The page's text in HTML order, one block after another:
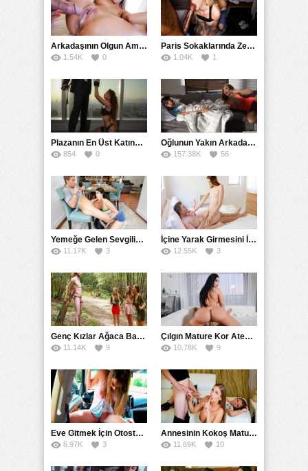
Arkadaşının Olgun Amcasına Siktirip İçine Boşalmasını İstedi
1.54K 0
Paris Sokaklarında Zenci Yarağını Gırtlağına Kadar İndirdi
1.04K 1
Plazanın En Üst Katında Üst Seviye Köle Fantezisi Sikişi
854 0
Oğlunun Yakın Arkadaşına Yorgan Altından Sulanan Milf
157.38K 56
Yemeğe Gelen Sevgilisinin Arkadaşına Yarak Yedirdi
11.17K 3
İçine Yarak Girmesini İsteyince Kuzeninin Penisini Kullandı
12.55K 3
Genç Kızlar Ağaca Bağlayarak Tecavüz Etmek İstediler
11.14K 9
Çılgın Mature Kor Ateşiyle Misafirini Yakıp Eritti
10.78K 9
Eve Gitmek İçin Otostop Çeken Üniversiteli Bedelini Ödedi
6.97K 3
Annesinin Kokoş Mature Arkadaşı Tarafından Saksoya Uğradı
11.69K 10